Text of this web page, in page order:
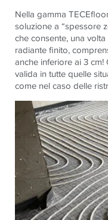
Nella gamma TECE
soluzione a “spessore
che consente, una
radiante finito,
anche inferiore ai 3
valida in tutte quelle
come nel caso delle